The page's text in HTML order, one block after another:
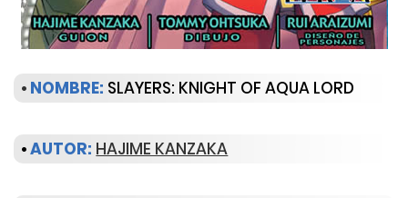
• NOMBRE: SLAYERS: KNIGHT OF AQUA LORD
•AUTOR: HAJIME KANZAKA